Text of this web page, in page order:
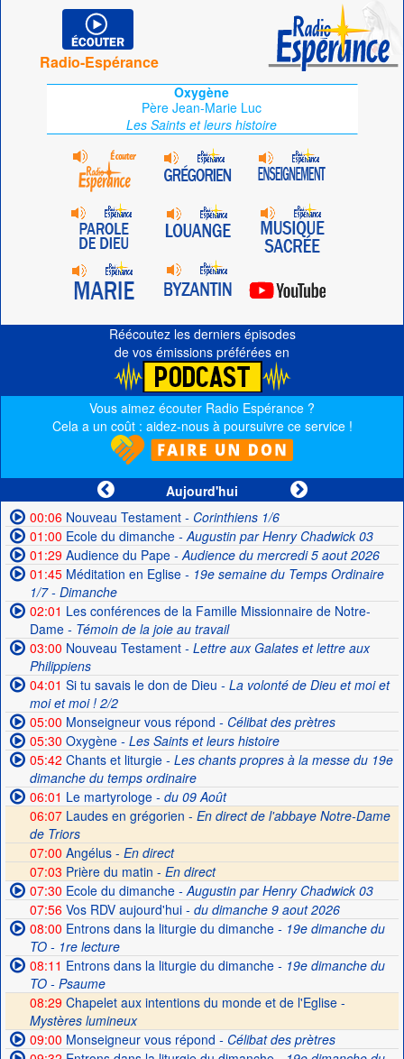
Radio-Espérance
Oxygène
Père Jean-Marie Luc
Les Saints et leurs histoire
Réécoutez les derniers épisodes
de vos émissions préférées en
Vous aimez écouter Radio Espérance ?
Cela a un coût : aidez-nous à poursuivre ce service !
Aujourd'hui
00:06Nouveau Testament- Corinthiens 1/6
01:00 Ecole du dimanche- Augustin par Henry Chadwick 03
01:29Audience du Pape- Audience du mercredi 5 aout 2026
01:45Méditation en Eglise- 19e semaine du Temps Ordinaire
1/7 - Dimanche
02:01 Les conférences de la Famille Missionnaire de Notre-
Dame- Témoin de la joie au travail
03:00 Nouveau Testament- Lettre aux Galates et lettre aux
Philippiens
04:01 Si tu savais le don de Dieu - La volonté de Dieu et moi et
moi et moi ! 2/2
05:00 Monseigneur vous répond - Célibat des prètres
05:30 Oxygène- Les Saints et leurs histoire
05:42 Chants et liturgie- Les chants propres à la messe du 19e
dimanche du temps ordinaire
06:01 Le martyrologe- du 09 Août
06:07Laudes en grégorien - En direct de l'abbaye Notre-Dame
de Triors
07:00 Angélus - En direct
07:03 Prière du matin - En direct
07:30 Ecole du dimanche- Augustin par Henry Chadwick 03
07:56Vos RDV aujourd'hui- du dimanche 9 aout 2026
08:00 Entrons dans la liturgie du dimanche- 19e dimanche du
TO - 1re lecture
08:11 Entrons dans la liturgie du dimanche- 19e dimanche du
TO - Psaume
08:29 Chapelet aux intentions du monde et de l'Eglise -
Mystères lumineux
09:00 Monseigneur vous répond - Célibat des prètres